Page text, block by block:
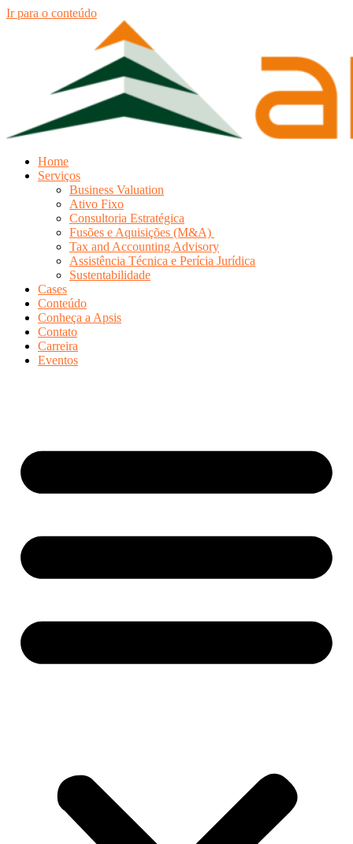
Ir para o conteúdo
Home
Serviços
Business Valuation
Ativo Fixo
Consultoria Estratégica
Fusões e Aquisições (M&A)
Tax and Accounting Advisory
Assistência Técnica e Perícia Jurídica
Sustentabilidade
Cases
Conteúdo
Conheça a Apsis
Contato
Carreira
Eventos